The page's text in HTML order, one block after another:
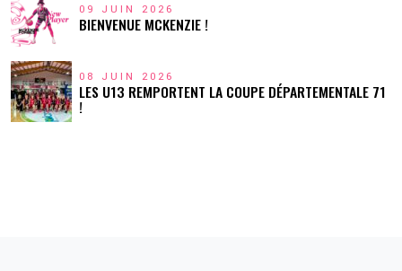
09 JUIN 2026
BIENVENUE MCKENZIE !
08 JUIN 2026
LES U13 REMPORTENT LA COUPE DÉPARTEMENTALE 71
!